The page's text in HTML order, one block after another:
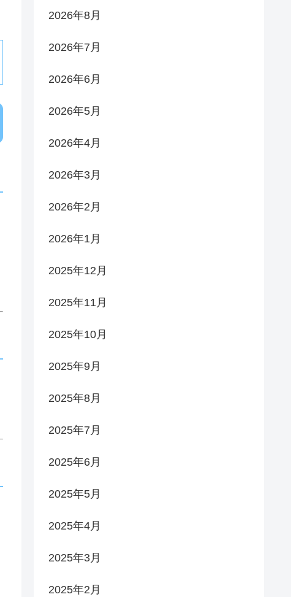
2026年8月
2026年7月
2026年6月
2026年5月
2026年4月
2026年3月
2026年2月
2026年1月
2025年12月
2025年11月
2025年10月
2025年9月
2025年8月
2025年7月
2025年6月
2025年5月
2025年4月
2025年3月
2025年2月